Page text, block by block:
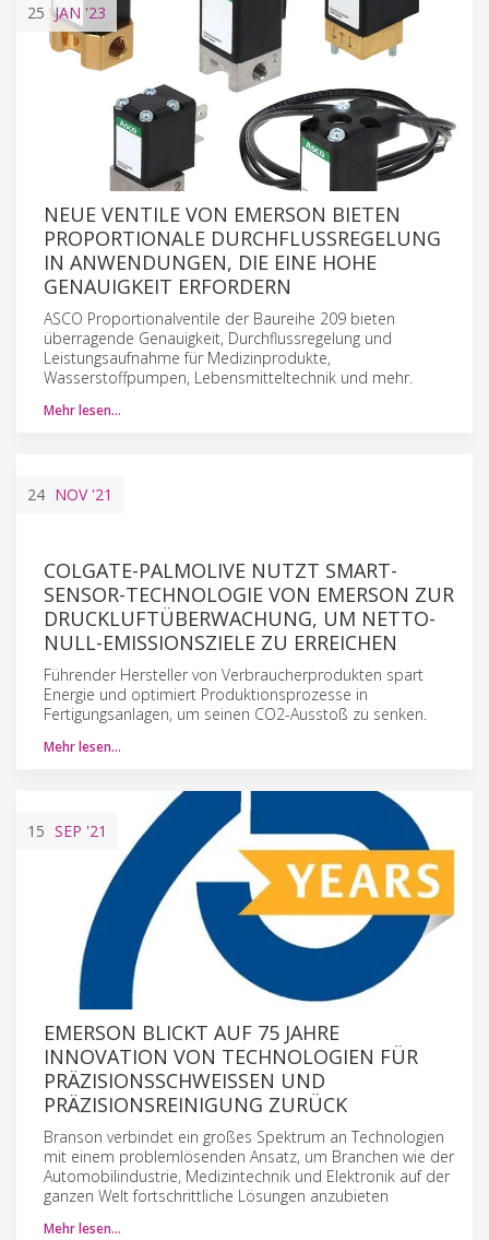
25 JAN '23
NEUE VENTILE VON EMERSON BIETEN
PROPORTIONALE DURCHFLUSSREGELUNG
IN ANWENDUNGEN, DIE EINE HOHE
GENAUIGKEIT ERFORDERN
ASCO Proportionalventile der Baureihe 209 bieten
überragende Genauigkeit, Durchflussregelung und
Leistungsaufnahme für Medizinprodukte,
Wasserstoffpumpen, Lebensmitteltechnik und mehr.
Mehr lesen…
24 NOV'21
COLGATE-PALMOLIVE NUTZT SMART-
SENSOR-TECHNOLOGIE VON EMERSON ZUR
DRUCKLUFTÜBERWACHUNG, UM NETTO-
NULL-EMISSIONSZIELE ZU ERREICHEN
Führender Hersteller von Verbraucherprodukten spart
Energie und optimiert Produktionsprozesse in
Fertigungsanlagen, um seinen CO2-Ausstoß zu senken.
Mehr lesen…
15 SEP '21
EMERSON BLICKT AUF 75 JAHRE
INNOVATION VON TECHNOLOGIEN FÜR
PRÄZISIONSSCHWEISSEN UND P
RÄZISIONSREINIGUNG ZURÜCK
Branson verbindet ein großes Spektrum an Technologien
mit einem problemlösenden Ansatz, um Branchen wie der
Automobilindustrie, Medizintechnik und Elektronik auf der
ganzen Welt fortschrittliche Lösungen anzubieten
Mehr lesen…